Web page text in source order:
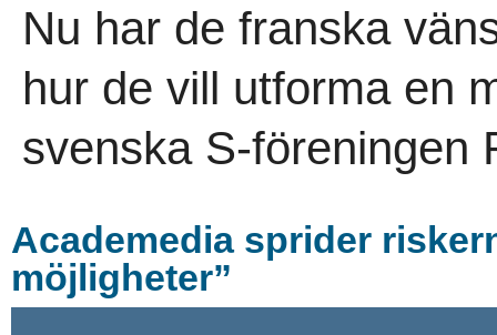
Nu har de franska
hur de vill utforma en
svenska S-föreningen
Academedia sprider
möjligheter”